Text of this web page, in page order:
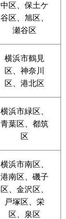
中区、保土ケ
谷区、旭区、
瀬谷区
横浜市鶴見
区、神奈川
区、港北区
横浜市緑区、
青葉区、都筑
区
横浜市南区、
港南区、磯子
区、金沢区、
戸塚区、栄
区、泉区